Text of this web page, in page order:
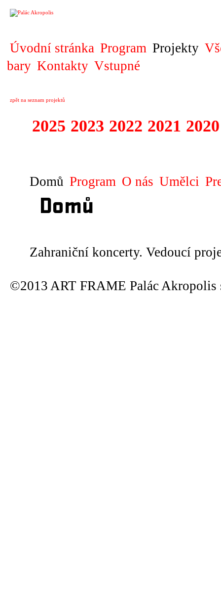
Úvodní stránka Program Projekty
bary Kontakty Vstupné
zpět na seznam projektů
2025 2023 2022 2021 2020
Domů Program O nás Umělci
Domů
Zahraniční koncerty. Vedoucí
©2013 ART FRAME Palác Akropolis